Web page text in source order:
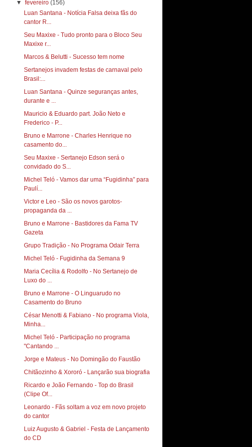
▼fevereiro(156)
Luan Santana - Notícia Falsa deixa fãs do
cantor R...
Seu Maxixe - Tudo pronto para o Bloco Seu
Maxixe r...
Marcos & Belutti - Sucesso tem nome
Sertanejos invadem festas de carnaval pelo
Brasil:...
Luan Santana - Quinze seguranças antes,
durante e ...
Mauricio & Eduardo part. João Neto e
Frederico - P...
Bruno e Marrone - Charles Henrique no
casamento do...
Seu Maxixe - Sertanejo Edson será o
convidado do S...
Michel Teló - Vamos dar uma “Fugidinha” para
Paulí...
Victor e Leo - São os novos garotos-
propaganda da ...
Bruno e Marrone - Bastidores da Fama TV
Gazeta
Grupo Tradição - No Programa Odair Terra
Michel Teló - Fugidinha da Semana 9
Maria Cecília & Rodolfo - No Sertanejo de
Luxo do ...
Bruno e Marrone - O Linguarudo no
Casamento do Bruno
César Menotti & Fabiano - No programa Viola,
Minha...
Michel Teló - Participação no programa
"Cantando ...
Jorge e Mateus - No Domingão do Faustão
Chitãozinho & Xororó - Lançarão sua biografia
Ricardo e João Fernando - Top do Brasil
(Clipe Of...
Leonardo - Fãs soltam a voz em novo projeto
do cantor
Luiz Augusto & Gabriel - Festa de Lançamento
do CD